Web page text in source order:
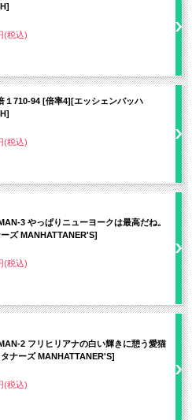
(税込)
１710-94 [倍率4][エッシェンバッハ
(税込)
やっぱりニューヨークは最高だね。
ズ MANHATTANER'S]
(税込)
フリヒリアナの白い輝きに憩う愛猫
ナーズ MANHATTANER'S]
(税込)